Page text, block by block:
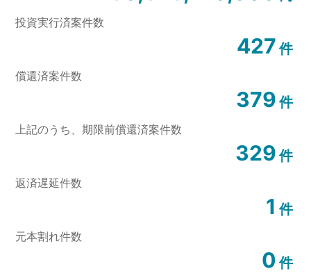
投資実行済案件数
427件
償還済案件数
379件
上記のうち、期限前償還済案件数
329件
返済遅延件数
1 件
元本割れ件数
0件